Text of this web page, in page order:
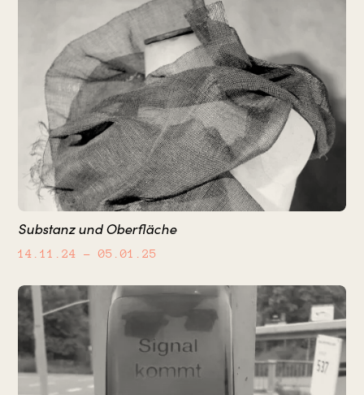
Substanz und Oberfläche
14.11.24 – 05.01.25